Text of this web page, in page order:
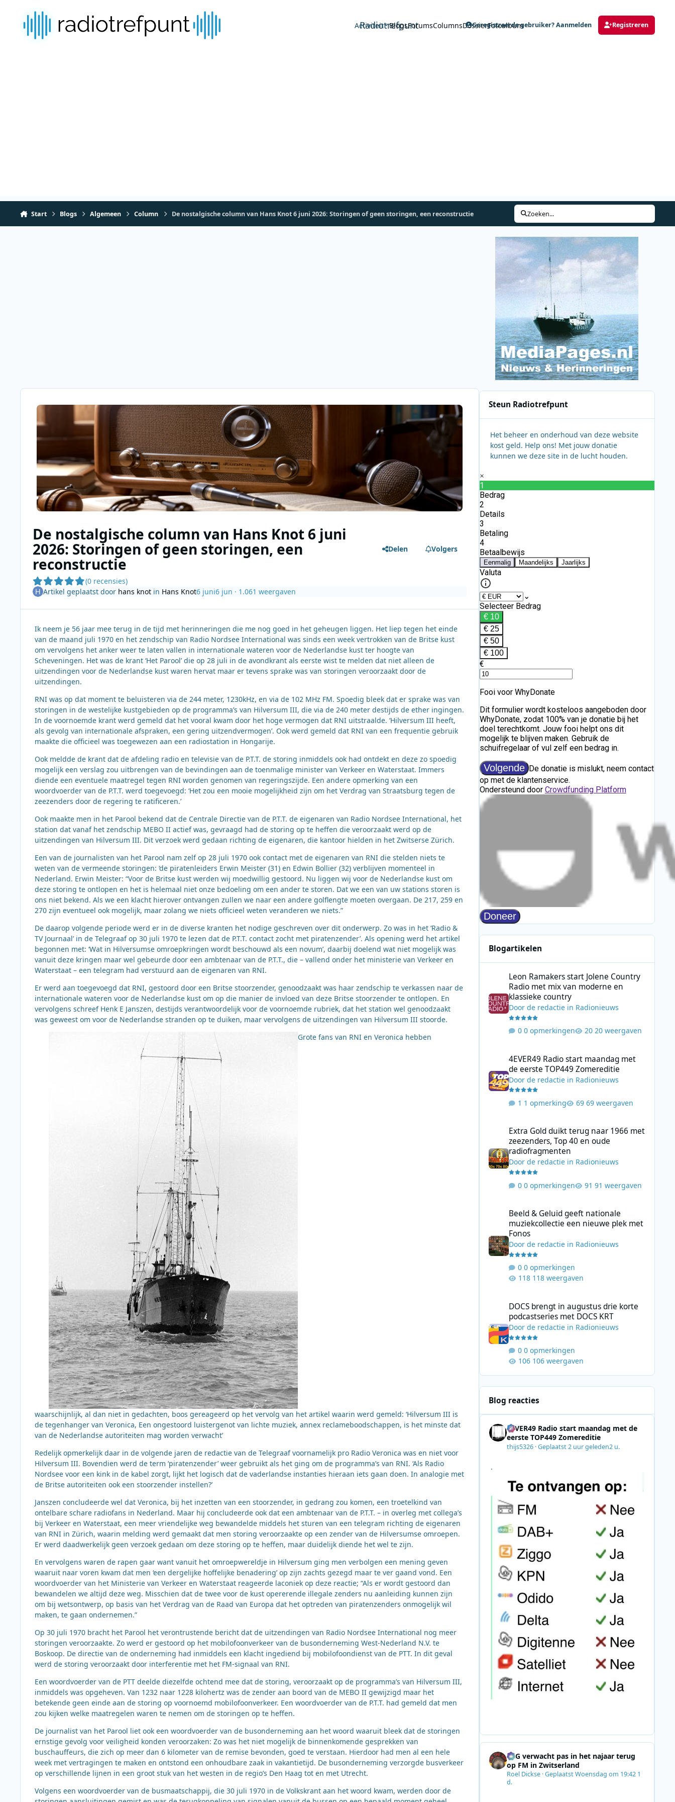
Radiotrefpunt
Activiteit BlogsForumsColumnsDossierFotoalbum
Geregistreerde gebruiker? Aanmelden Registreren
Start Blogs Algemeen Column De nostalgische column van Hans Knot 6 juni 2026: Storingen of geen storingen, een reconstructie Zoeken...
De nostalgische column van Hans Knot 6 juni
2026: Storingen of geen storingen, een
reconstructie
(0 recensies)
Delen Volgers
Artikel geplaatst door hans knotin Hans Knot6 juni6 jun · 1.061 weergaven
Ik neem je 56 jaar mee terug in de tijd met herinneringen die me nog goed in het geheugen liggen. Het liep tegen het einde
van de maand juli 1970 en het zendschip van Radio Nordsee International was sinds een week vertrokken van de Britse kust
om vervolgens het anker weer te laten vallen in internationale wateren voor de Nederlandse kust ter hoogte van
Scheveningen. Het was de krant ‘Het Parool’ die op 28 juli in de avondkrant als eerste wist te melden dat niet alleen de
uitzendingen voor de Nederlandse kust waren hervat maar er tevens sprake was van storingen veroorzaakt door de
uitzendingen.
RNI was op dat moment te beluisteren via de 244 meter, 1230kHz, en via de 102 MHz FM. Spoedig bleek dat er sprake was van
storingen in de westelijke kustgebieden op de programma’s van Hilversum III, die via de 240 meter destijds de ether ingingen.
In de voornoemde krant werd gemeld dat het vooral kwam door het hoge vermogen dat RNI uitstraalde. ‘Hilversum III heeft,
als gevolg van internationale afspraken, een gering uitzendvermogen’. Ook werd gemeld dat RNI van een frequentie gebruik
maakte die officieel was toegewezen aan een radiostation in Hongarije.
Ook meldde de krant dat de afdeling radio en televisie van de P.T.T. de storing inmiddels ook had ontdekt en deze zo spoedig
mogelijk een verslag zou uitbrengen van de bevindingen aan de toenmalige minister van Verkeer en Waterstaat. Immers
diende een eventuele maatregel tegen RNI worden genomen van regeringszijde. Een andere opmerking van een
woordvoerder van de P.T.T. werd toegevoegd: ‘Het zou een mooie mogelijkheid zijn om het Verdrag van Straatsburg tegen de
zeezenders door de regering te ratificeren.’
Ook maakte men in het Parool bekend dat de Centrale Directie van de P.T.T. de eigenaren van Radio Nordsee International, het
station dat vanaf het zendschip MEBO II actief was, gevraagd had de storing op te heffen die veroorzaakt werd op de
uitzendingen van Hilversum III. Dit verzoek werd gedaan richting de eigenaren, die kantoor hielden in het Zwitserse Zürich.
Een van de journalisten van het Parool nam zelf op 28 juli 1970 ook contact met de eigenaren van RNI die stelden niets te
weten van de vermeende storingen: ‘de piratenleiders Erwin Meister (31) en Edwin Bollier (32) verblijven momenteel in
Nederland. Erwin Meister: “Voor de Britse kust werden wij moedwillig gestoord. Nu liggen wij voor de Nederlandse kust om
deze storing te ontlopen en het is helemaal niet onze bedoeling om een ander te storen. Dat we een van uw stations storen is
ons niet bekend. Als we een klacht hierover ontvangen zullen we naar een andere golflengte moeten overgaan. De 217, 259 en
270 zijn eventueel ook mogelijk, maar zolang we niets officieel weten veranderen we niets.”
De daarop volgende periode werd er in de diverse kranten het nodige geschreven over dit onderwerp. Zo was in het ‘Radio &
TV Journaal’ in de Telegraaf op 30 juli 1970 te lezen dat de P.T.T. contact zocht met piratenzender’. Als opening werd het artikel
begonnen met: ‘Wat in Hilversumse omroepkringen wordt beschouwd als een novum’, daarbij doelend wat niet mogelijk was
vanuit deze kringen maar wel gebeurde door een ambtenaar van de P.T.T., die – vallend onder het ministerie van Verkeer en
Waterstaat – een telegram had verstuurd aan de eigenaren van RNI.
Er werd aan toegevoegd dat RNI, gestoord door een Britse stoorzender, genoodzaakt was haar zendschip te verkassen naar de
internationale wateren voor de Nederlandse kust om op die manier de invloed van deze Britse stoorzender te ontlopen. En
vervolgens schreef Henk E Janszen, destijds verantwoordelijk voor de voornoemde rubriek, dat het station wel genoodzaakt
was geweest om voor de Nederlandse stranden op te duiken, maar vervolgens de uitzendingen van Hilversum III stoorde.
Grote fans van RNI en Veronica hebben
waarschijnlijk, al dan niet in gedachten, boos gereageerd op het vervolg van het artikel waarin werd gemeld: ‘Hilversum III is
de tegenhanger van Veronica, Een ongestoord luistergenot van lichte muziek, annex reclameboodschappen, is het minste dat
van de Nederlandse autoriteiten mag worden verwacht’
Redelijk opmerkelijk daar in de volgende jaren de redactie van de Telegraaf voornamelijk pro Radio Veronica was en niet voor
Hilversum III. Bovendien werd de term ‘piratenzender’ weer gebruikt als het ging om de programma’s van RNI. ‘Als Radio
Nordsee voor een kink in de kabel zorgt, lijkt het logisch dat de vaderlandse instanties hieraan iets gaan doen. In analogie met
de Britse autoriteiten ook een stoorzender instellen?’
Janszen concludeerde wel dat Veronica, bij het inzetten van een stoorzender, in gedrang zou komen, een troetelkind van
ontelbare schare radiofans in Nederland. Maar hij concludeerde ook dat een ambtenaar van de P.T.T. – in overleg met collega’s
bij Verkeer en Waterstaat, een meer vriendelijke weg bewandelde middels het sturen van een telegram richting de eigenaren
van RNI in Zürich, waarin melding werd gemaakt dat men storing veroorzaakte op een zender van de Hilversumse omroepen.
Er werd daadwerkelijk geen verzoek gedaan om deze storing op te heffen, maar duidelijk diende het wel te zijn.
En vervolgens waren de rapen gaar want vanuit het omroepwereldje in Hilversum ging men verbolgen een mening geven
waaruit naar voren kwam dat men ‘een dergelijke hoffelijke benadering’ op zijn zachts gezegd maar te ver gaand vond. Een
woordvoerder van het Ministerie van Verkeer en Waterstaat reageerde laconiek op deze reactie; “Als er wordt gestoord dan
bewandelen we altijd deze weg. Misschien dat de twee voor de kust opererende illegale zenders nu aanleiding kunnen zijn
om bij wetsontwerp, op basis van het Verdrag van de Raad van Europa dat het optreden van piratenzenders onmogelijk wil
maken, te gaan ondernemen.”
Op 30 juli 1970 bracht het Parool het verontrustende bericht dat de uitzendingen van Radio Nordsee International nog meer
storingen veroorzaakte. Zo werd er gestoord op het mobilofoonverkeer van de busonderneming West-Nederland N.V. te
Boskoop. De directie van de onderneming had inmiddels een klacht ingediend bij mobilofoondienst van de PTT. In dit geval
werd de storing veroorzaakt door interferentie met het FM-signaal van RNI.
Een woordvoerder van de PTT deelde diezelfde ochtend mee dat de storing, veroorzaakt op de programma’s van Hilversum III,
inmiddels was opgeheven. Van 1232 naar 1228 kilohertz was de zender aan boord van de MEBO II gewijzigd maar het
betekende geen einde aan de storing op voornoemd mobilofoonverkeer. Een woordvoerder van de P.T.T. had gemeld dat men
zou kijken welke maatregelen waren te nemen om de storingen op te heffen.
De journalist van het Parool liet ook een woordvoerder van de busonderneming aan het woord waaruit bleek dat de storingen
ernstige gevolg voor veiligheid konden veroorzaken: Zo was het niet mogelijk de binnenkomende gesprekken van
buschauffeurs, die zich op meer dan 6 kilometer van de remise bevonden, goed te verstaan. Hierdoor had men al een hele
week met vertragingen te maken en ontstond een onhoudbare zaak in vakantietijd. De busonderneming verzorgde busverkeer
op verschillende lijnen in een groot stuk van het westen in de regio’s Den Haag tot en met Utrecht.
Volgens een woordvoerder van de busmaatschappij, die 30 juli 1970 in de Volkskrant aan het woord kwam, werden door de
Steun Radiotrefpunt
Het beheer en onderhoud van deze website
kost geld. Help ons! Met jouw donatie
kunnen we deze site in de lucht houden.
Blogartikelen
Leon Ramakers start Jolene Country
Radio met mix van moderne en
klassieke country
Door de redactiein Radionieuws
0 opmerkingen 20 weergaven
4EVER49 Radio start maandag met
de eerste TOP449 Zomereditie
Door de redactiein Radionieuws
1 opmerking 69 weergaven
Extra Gold duikt terug naar 1966 met
zeezenders, Top 40 en oude
radiofragmenten
Door de redactiein Radionieuws
0 opmerkingen 91 weergaven
Beeld & Geluid geeft nationale
muziekcollectie een nieuwe plek met
Fonos
Door de redactiein Radionieuws
0 opmerkingen
118 weergaven
DOCS brengt in augustus drie korte
podcastseries met DOCS KRT
Door de redactiein Radionieuws
0 opmerkingen
106 weergaven
Blog reacties
4EVER49 Radio start maandag met de
eerste TOP449 Zomereditie
thijs5326·Geplaatst2 uur geleden2 u.
.
SRG verwacht pas in het najaar terug
op FM in Zwitserland
Roel Dickse·GeplaatstWoensdag om 19:42 1
d.